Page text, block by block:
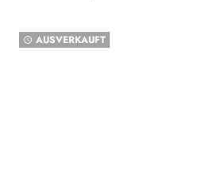
watch_later AUSVERKAUFT